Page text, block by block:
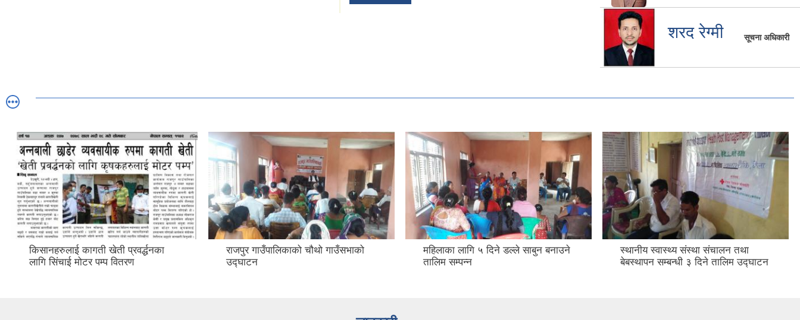
शरद रेग्मी सूचना अधिकारी
किसानहरुलाई कागती खेती प्रवर्द्धनका
लागि सिंचाई मोटर पम्प वितरण
राजपुर गाउँपालिकाको चौथो गाउँसभाको
उद्घाटन
महिलाका लागि ५ दिने डल्ले साबुन बनाउने
तालिम सम्पन्न
स्थानीय स्वास्थ्य संस्था संचालन तथा
बेबस्थापन सम्बन्धी ३ दिने तालिम उद्घाटन